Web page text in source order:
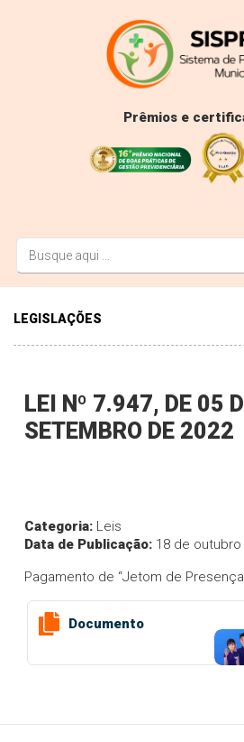
Prêmios e
LEGISLAÇÕES
LEI Nº 7.947, DE 05
SETEMBRO DE 2022
Categoria: Leis
Data de Publicação: 18 de
Pagamento de “Jetom de
Documento